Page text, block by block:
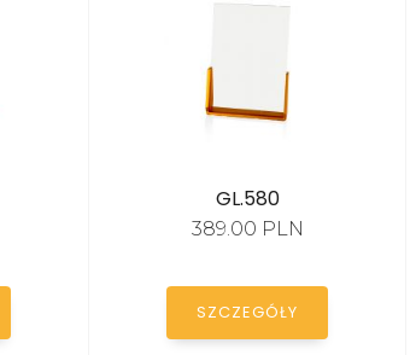
GL.580
389.00 PLN
SZCZEGÓŁY